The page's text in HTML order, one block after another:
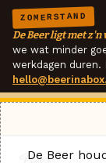
ZOMERSTAND
De Beer ligt met z'n
we wat minder
werkdagen
De Beer